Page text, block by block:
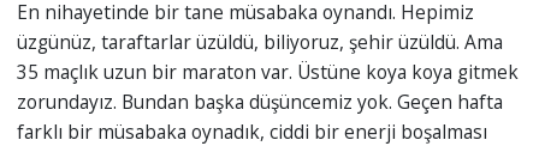
En nihayetinde bir tane müsabaka oynandı. Hepimiz
üzgünüz, taraftarlar üzüldü, biliyoruz, şehir üzüldü. Ama
35 maçlık uzun bir maraton var. Üstüne koya koya gitmek
zorundayız. Bundan başka düşüncemiz yok. Geçen hafta
farklı bir müsabaka oynadık, ciddi bir enerji boşalması